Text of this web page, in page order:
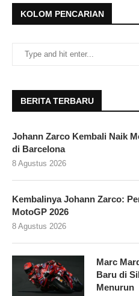
KOLOM PENCARIAN
BERITA TERBARU
Johann Zarco Kembali Naik
di Barcelona
8 Agustus 2026
Kembalinya Johann Zarco:
MotoGP 2026
8 Agustus 2026
Marc
Baru di
Menurun